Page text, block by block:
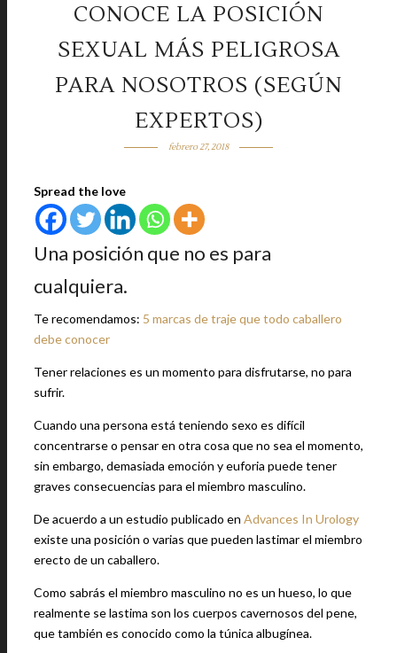
CONOCE LA POSICIÓN
SEXUAL MÁS PELIGROSA
PARA NOSOTROS (SEGÚN
EXPERTOS)
febrero 27, 2018
Spread the love
Una posición que no es para
cualquiera.
Te recomendamos: 5 marcas de traje que todo caballero
debe conocer
Tener relaciones es un momento para disfrutarse, no para
sufrir.
Cuando una persona está teniendo sexo es difícil
concentrarse o pensar en otra cosa que no sea el momento,
sin embargo, demasiada emoción y euforia puede tener
graves consecuencias para el miembro masculino.
De acuerdo a un estudio publicado en Advances In Urology
existe una posición o varias que pueden lastimar el miembro
erecto de un caballero.
Como sabrás el miembro masculino no es un hueso, lo que
realmente se lastima son los cuerpos cavernosos del pene,
que también es conocido como la túnica albugínea.